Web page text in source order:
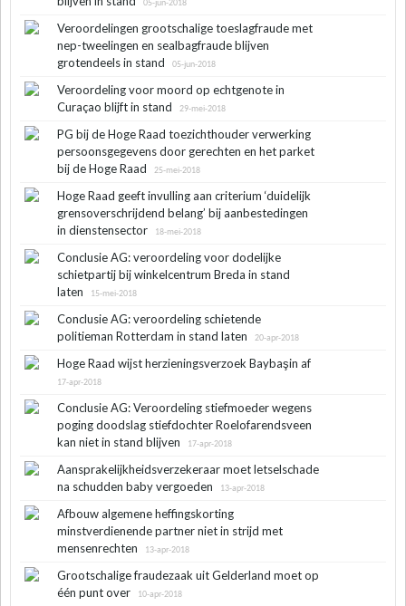
05-jun-2018
Veroordelingen grootschalige toeslagfraude met
nep-tweelingen en sealbagfraude blijven
grotendeels in stand
05-jun-2018
Veroordeling voor moord op echtgenote in
Curaçao blijft in stand
29-mei-2018
PG bij de Hoge Raad toezichthouder verwerking
persoonsgegevens door gerechten en het parket
bij de Hoge Raad
25-mei-2018
Hoge Raad geeft invulling aan criterium ‘duidelijk
grensoverschrijdend belang’ bij aanbestedingen
in dienstensector
18-mei-2018
Conclusie AG: veroordeling voor dodelijke
schietpartij bij winkelcentrum Breda in stand
laten
15-mei-2018
Conclusie AG: veroordeling schietende
politieman Rotterdam in stand laten
20-apr-2018
Hoge Raad wijst herzieningsverzoek Baybaşin af
17-apr-2018
Conclusie AG: Veroordeling stiefmoeder wegens
poging doodslag stiefdochter Roelofarendsveen
kan niet in stand blijven
17-apr-2018
Aansprakelijkheidsverzekeraar moet letselschade
na schudden baby vergoeden
13-apr-2018
Afbouw algemene heffingskorting
minstverdienende partner niet in strijd met
mensenrechten
13-apr-2018
Grootschalige fraudezaak uit Gelderland moet op
één punt over
10-apr-2018